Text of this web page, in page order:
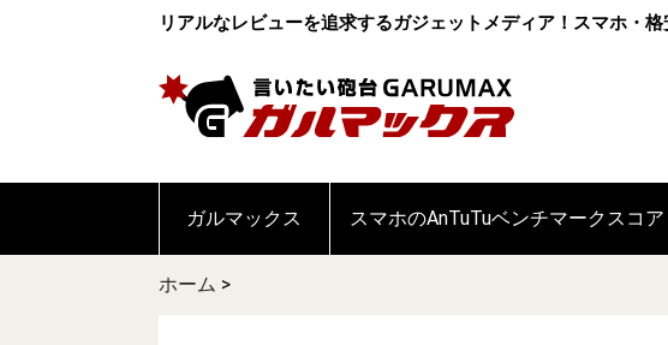
リアルなレビューを追求するガジェットメディア！スマホ・
ガルマックス スマホのAnTuTuベンチマークスコア
ホーム >